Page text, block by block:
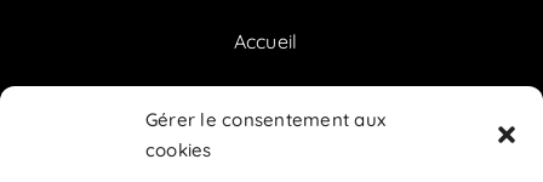
Gérer le consentement aux
cookies
Accueil